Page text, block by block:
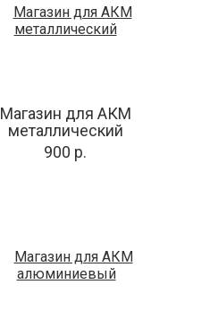
Магазин для АКМ
металлический
900 р.